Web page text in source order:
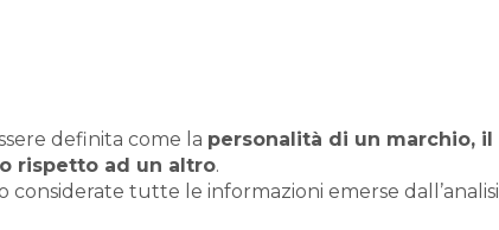
definita come la personalità di un marchio, il
rispetto ad un altro.
considerate tutte le informazioni emerse dall’analisi